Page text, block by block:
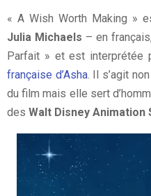
« A Wish Worth Making »
Julia Michaels – en
Parfait » et est interprétée
française d’Asha. Il s’agit
du film mais elle sert
des Walt Disney Animation